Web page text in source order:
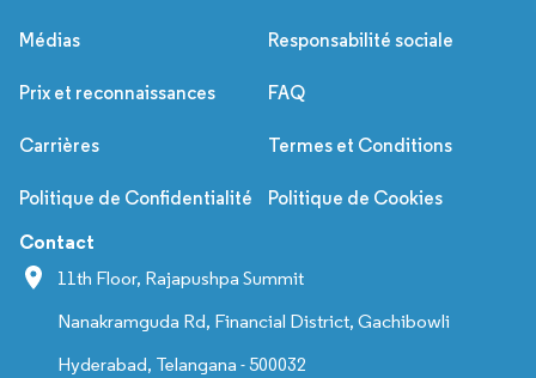
Médias Responsabilité sociale
Prix et reconnaissances FAQ
Carrières Termes et Conditions
Politique de Confidentialité Politique de Cookies
Contact
11th Floor, Rajapushpa Summit
Nanakramguda Rd, Financial District, Gachibowli
Hyderabad, Telangana - 500032